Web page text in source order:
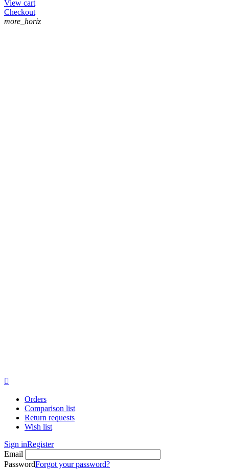
View cart
Checkout
more_horiz

Orders
Comparison list
Return requests
Wish list
Sign inRegister
Email
PasswordForgot your password?